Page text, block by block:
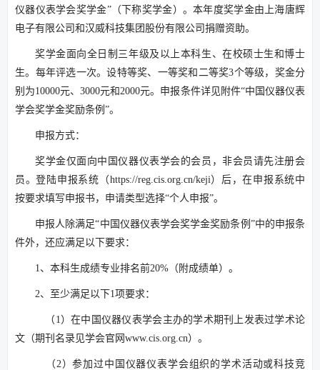
仪器仪表学会奖学金”（下称奖学金）。本年度奖学金由上海唐辉
电子有限公司和汉威科技集团股份有限公司捐赠资助。
奖学金面向全日制三年级及以上本科生、在校硕士生和博士
生。每年评选一次。设特等奖、一等奖和二等奖3个等级，奖金分
别为10000元、3000元和2000元。申报条件详见附件“中国仪器仪表
学会奖学金奖励条例”。
申报方式：
奖学金仅面向中国仪器仪表学会的会员，非会员请先注册会
员。登陆申报系统（https://reg.cis.org.cn/keji）后，在申报系统中
按要求填写申报书，申请类型选择“个人申报”。
申报人除满足“中国仪器仪表学会奖学金奖励条例”中的申报条
件外，还应满足以下要求：
1、本科生成绩专业排名前20%（附成绩单）。
2、至少满足以下1项要求：
（1）在中国仪器仪表学会主办的学术期刊上发表过学术论
文（期刊名录见学会官网www.cis.org.cn）。
（2）参加过中国仪器仪表学会组织的学术活动或科技竞